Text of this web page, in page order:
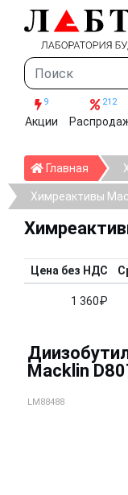
9
Акции
212
Главная
Химреактивы
Цена без НДС
1 360₽
Macklin
LM88488